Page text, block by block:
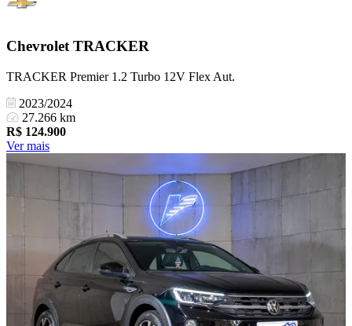
ChevroletTRACKER
TRACKER Premier 1.2 Turbo 12V Flex Aut.
2023/2024
27.266 km
R$ 124.900
Ver mais